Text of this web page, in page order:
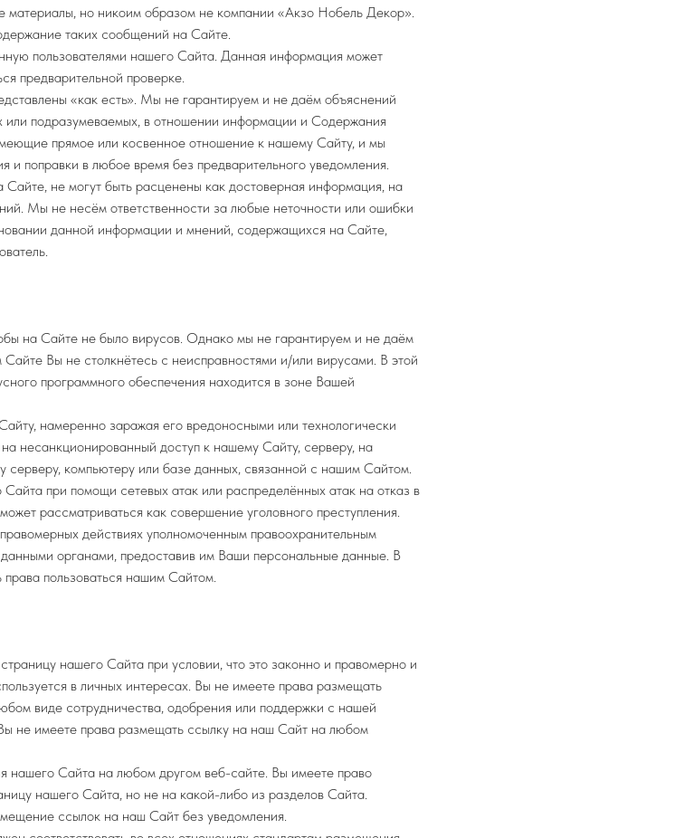
но никоим образом не компании «Акзо Нобель Декор».
таких сообщений на Сайте.
пользователями нашего Сайта. Данная информация может
предварительной проверке.
«как есть». Мы не гарантируем и не даём объяснений
или подразумеваемых, в отношении информации и Содержания
прямое или косвенное отношение к нашему Сайту, и мы
и поправки в любое время без предварительного уведомления.
не могут быть расценены как достоверная информация, на
Мы не несём ответственности за любые неточности или ошибки
данной информации и мнений, содержащихся на Сайте,
на Сайте не было вирусов. Однако мы не гарантируем и не даём
Вы не столкнётесь с неисправностями и/или вирусами. В этой
программного обеспечения находится в зоне Вашей
намеренно заражая его вредоносными или технологически
несанкционированный доступ к нашему Сайту, серверу, на
серверу, компьютеру или базе данных, связанной с нашим Сайтом.
при помощи сетевых атак или распределённых атак на отказ в
рассматриваться как совершение уголовного преступления.
действиях уполномоченным правоохранительным
органами, предоставив им Ваши персональные данные. В
пользоваться нашим Сайтом.
нашего Сайта при условии, что это законно и правомерно и
в личных интересах. Вы не имеете права размещать
виде сотрудничества, одобрения или поддержки с нашей
не имеете права размещать ссылку на наш Сайт на любом
нашего Сайта на любом другом веб-сайте. Вы имеете право
нашего Сайта, но не на какой-либо из разделов Сайта.
ссылок на наш Сайт без уведомления.